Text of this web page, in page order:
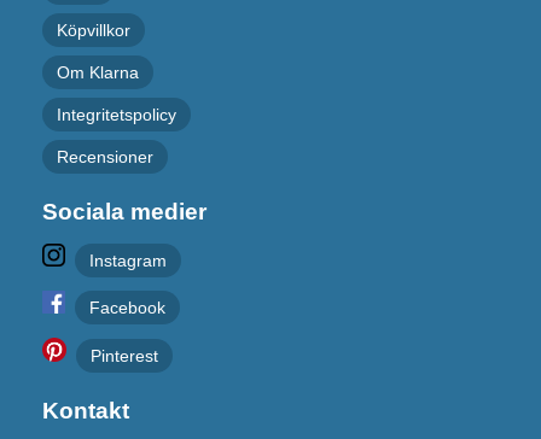
Köpvillkor
Om Klarna
Integritetspolicy
Recensioner
Sociala medier
Instagram
Facebook
Pinterest
Kontakt